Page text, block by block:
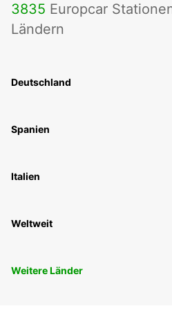
3835 Europcar
Ländern
Deutschland
Spanien
Italien
Weltweit
Weitere Länder